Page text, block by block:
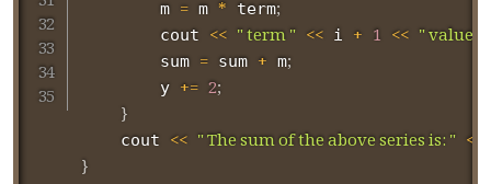
        m
= m * term;
        cout
<< " term " << i + 1 << " value
        sum
= sum + m;
        y
+= 2;
}
    cout
<< " The sum of the above series is: " <<
}